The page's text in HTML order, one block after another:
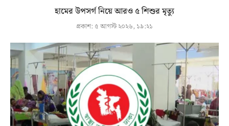
হামের উপসর্গ নিয়ে আরও ৫ শিশুর মৃত্যু
প্রকাশ: ৫ আগস্ট ২০২৬, ১৯:২১